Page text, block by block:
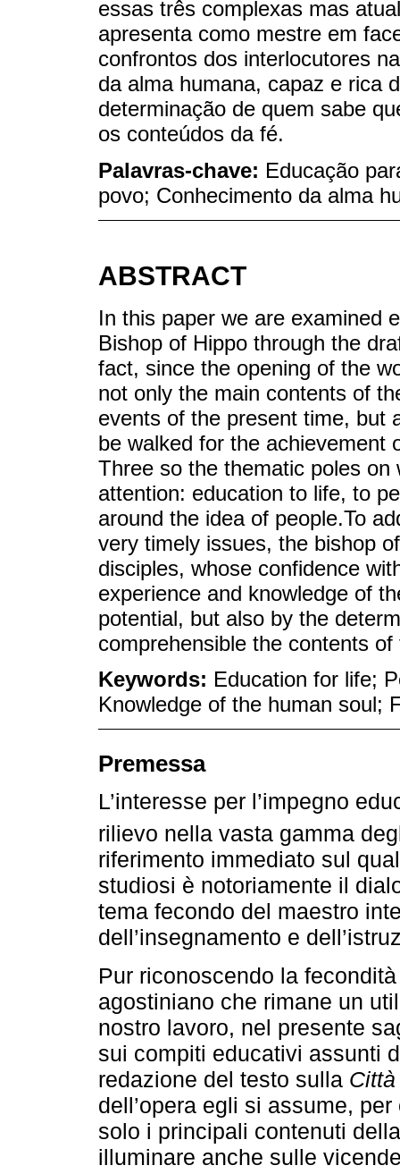
essas três complexas mas
apresenta como mestre em
confrontos dos interlocutores
da alma humana, capaz e rica
determinação de quem sabe
os conteúdos da fé.
Palavras-chave: Educação
povo; Conhecimento da alma
ABSTRACT
In this paper we are examined
Bishop of Hippo through the
fact, since the opening of the
not only the main contents of
events of the present time, but
be walked for the achievement
Three so the thematic poles
attention: education to life, to
around the idea of people.To
very timely issues, the bishop
disciples, whose confidence
experience and knowledge of
potential, but also by the
comprehensible the contents of
Keywords: Education for life;
Knowledge of the human soul;
Premessa
L’interesse per l’impegno
rilievo nella vasta gamma
riferimento immediato sul
studiosi è notoriamente il
tema fecondo del maestro
dell’insegnamento e
Pur riconoscendo la
agostiniano che rimane un
nostro lavoro, nel presente
sui compiti educativi assunti
redazione del testo sulla
dell’opera egli si assume,
solo i principali contenuti
illuminare anche sulle